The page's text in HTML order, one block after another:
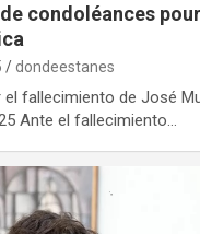
condoléances
dondeestanes
fallecimiento de José
Ante el fallecimiento…